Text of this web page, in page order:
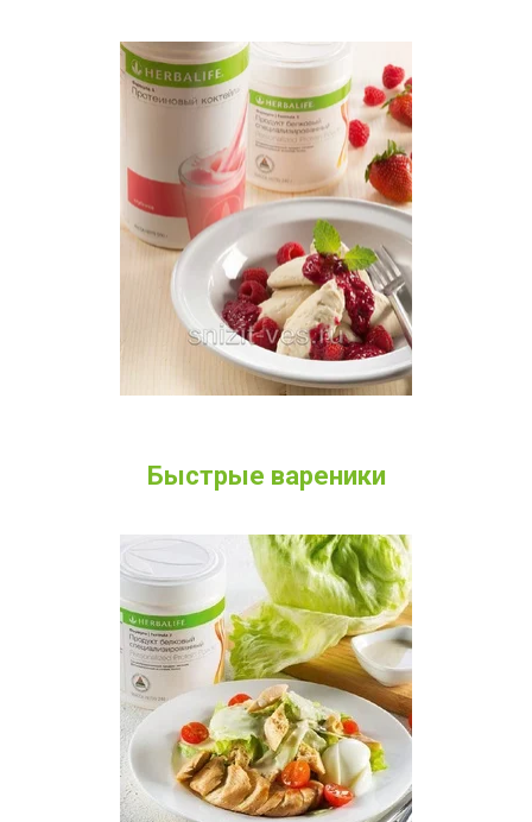
Быстрые вареники